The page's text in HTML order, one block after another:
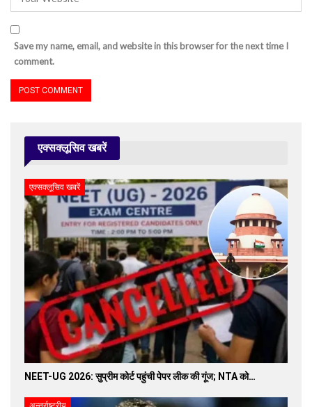
Save my name, email, and website in this browser for the next time I
comment.
एक्सक्लूसिव खबरें
एक्सक्लूसिव खबरें
NEET-UG 2026: सुप्रीम कोर्ट पहुंची पेपर लीक की गूंज; NTA को…